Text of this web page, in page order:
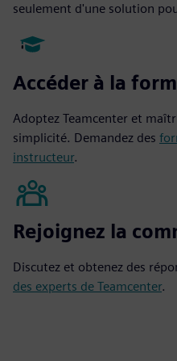
seulement d'une solution
Accéder à la
Adoptez Teamcenter et
simplicité. Demandez des
instructeur.
Rejoignez la
Discutez et obtenez des
des experts de Teamcenter.